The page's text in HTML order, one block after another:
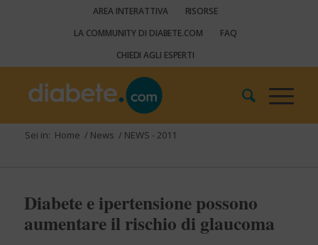
AREA INTERATTIVA
RISORSE
LA COMMUNITY DI DIABETE.COM
FAQ
CHIEDI AGLI ESPERTI
Sei in: Home / News / NEWS - 2011
Diabete e ipertensione possono
aumentare il rischio di glaucoma